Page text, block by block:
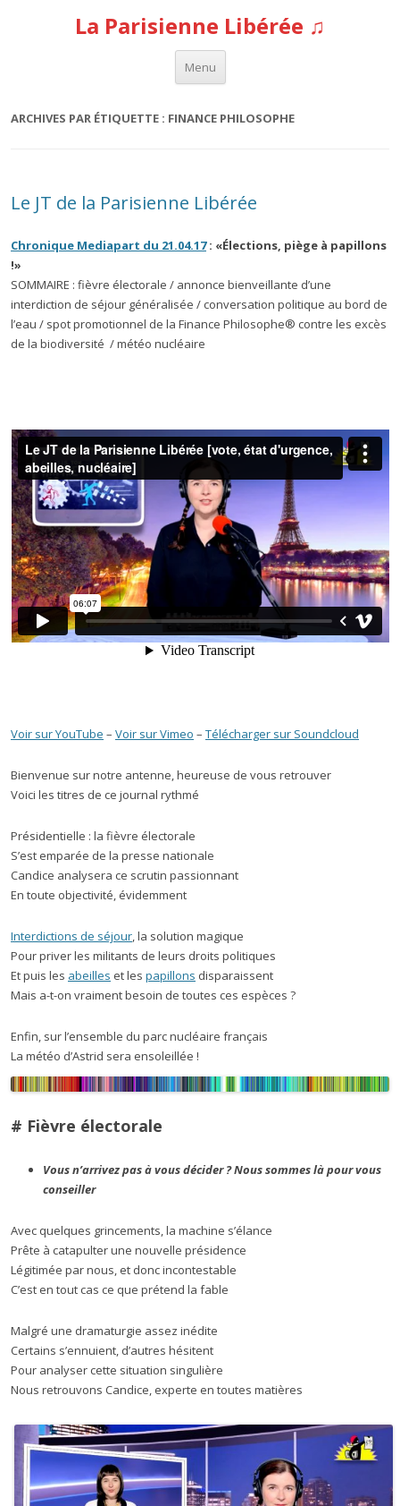
La Parisienne Libérée ♫
Menu
Aller au contenu
ARCHIVES PAR ÉTIQUETTE : FINANCE PHILOSOPHE
Le JT de la Parisienne Libérée
Chronique Mediapart du 21.04.17: «Élections, piège à papillons
!»
SOMMAIRE : fièvre électorale / annonce bienveillante d’une
interdiction de séjour généralisée / conversation politique au bord de
l’eau / spot promotionnel de la Finance Philosophe® contre les excès
de la biodiversité / météo nucléaire
Voir sur YouTube – Voir sur Vimeo – Télécharger sur Soundcloud
Bienvenue sur notre antenne, heureuse de vous retrouver
Voici les titres de ce journal rythmé
Présidentielle : la fièvre électorale
S’est emparée de la presse nationale
Candice analysera ce scrutin passionnant
En toute objectivité, évidemment
Interdictions de séjour, la solution magique
Pour priver les militants de leurs droits politiques
Et puis les abeilles et les papillons disparaissent
Mais a-t-on vraiment besoin de toutes ces espèces ?
Enfin, sur l’ensemble du parc nucléaire français
La météo d’Astrid sera ensoleillée !
# Fièvre électorale
Vous n’arrivez pas à vous décider ? Nous sommes là pour vous
conseiller
Avec quelques grincements, la machine s’élance
Prête à catapulter une nouvelle présidence
Légitimée par nous, et donc incontestable
C’est en tout cas ce que prétend la fable
Malgré une dramaturgie assez inédite
Certains s’ennuient, d’autres hésitent
Pour analyser cette situation singulière
Nous retrouvons Candice, experte en toutes matières